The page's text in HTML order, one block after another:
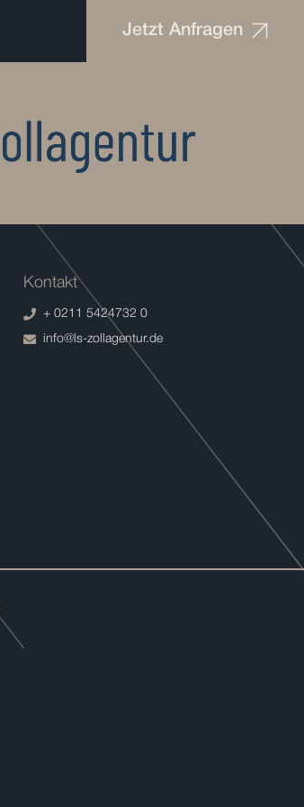
Jetzt Anfragen
Kontakt
+ 0211 5424732 0
info@ls-zollagentur.de